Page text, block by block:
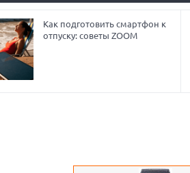
Как подготовить смартфон к
отпуску: советы ZOOM